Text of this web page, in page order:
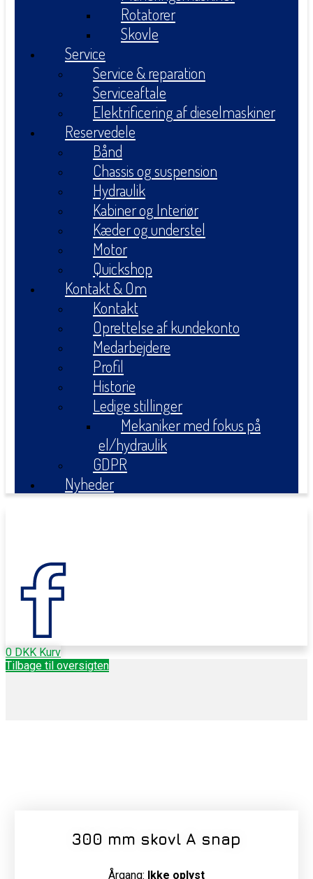
Rotatorer
Skovle
Service
Service & reparation
Serviceaftale
Elektrificering af dieselmaskiner
Reservedele
Bånd
Chassis og suspension
Hydraulik
Kabiner og Interiør
Kæder og understel
Motor
Quickshop
Kontakt & Om
Kontakt
Oprettelse af kundekonto
Medarbejdere
Profil
Historie
Ledige stillinger
Mekaniker med fokus på
el/hydraulik
GDPR
Nyheder
0 DKK Kurv
Tilbage til oversigten
300 mm skovl A snap
Årgang: Ikke oplyst